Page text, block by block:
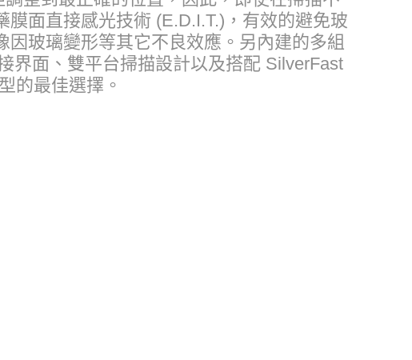
面直接感光技術 (E.D.I.T.)，有效的避免玻
玻璃變形等其它不良效應。另內建的多組
界面、雙平台掃描設計以及搭配 SilverFast
的最佳選擇。